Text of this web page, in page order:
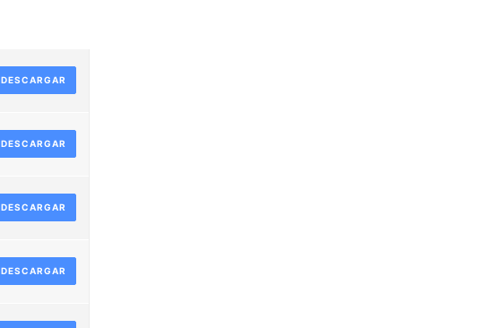
DESCARGAR
DESCARGAR
DESCARGAR
DESCARGAR